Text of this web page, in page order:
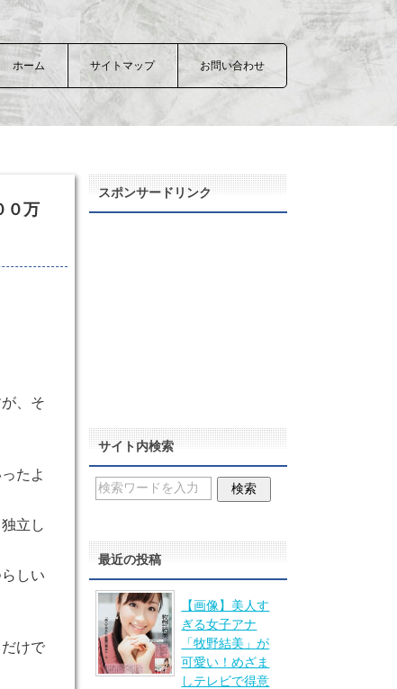
ホーム サイトマップ お問い合わせ
０万
、そ
たよ
立し
しい
けで
スポンサードリンク
サイト内検索
最近の投稿
【画像】美人す
ぎる女子アナ
「牧野結美」が
可愛い！めざま
しテレビで得意